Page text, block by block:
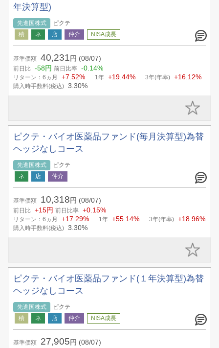
年決算型)
先進国株式 ピクテ
基準価額 40,231 円 (08/07)
前日比 -58円 前日比率 -0.14%
リターン：6ヵ月 +7.52% 1年 +19.44% 3年(年率) +16.12%
購入時手数料(税込) 3.30%
ピクテ・バイオ医薬品ファンド(毎月決算型)為替
ヘッジなしコース
先進国株式 ピクテ
基準価額 10,318 円 (08/07)
前日比 +15円 前日比率 +0.15%
リターン：6ヵ月 +17.29% 1年 +55.14% 3年(年率) +18.96%
購入時手数料(税込) 3.30%
ピクテ・バイオ医薬品ファンド(１年決算型)為替
ヘッジなしコース
先進国株式 ピクテ
基準価額 27,905 円 (08/07)